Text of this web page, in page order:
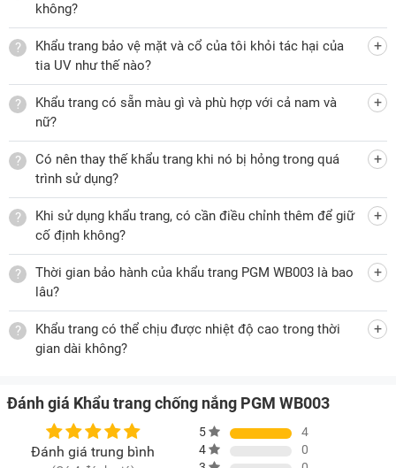
không?
Khẩu trang bảo vệ mặt và cổ của tôi khỏi tác hại của
tia UV như thế nào?
Khẩu trang có sẵn màu gì và phù hợp với cả nam và
nữ?
Có nên thay thế khẩu trang khi nó bị hỏng trong quá
trình sử dụng?
Khi sử dụng khẩu trang, có cần điều chỉnh thêm để giữ
cố định không?
Thời gian bảo hành của khẩu trang PGM WB003 là bao
lâu?
Khẩu trang có thể chịu được nhiệt độ cao trong thời
gian dài không?
Đánh giá Khẩu trang chống nắng PGM WB003
Đánh giá trung bình
5
4
4
0